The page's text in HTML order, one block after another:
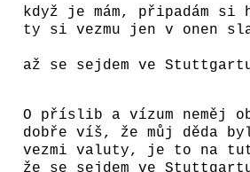
když je mám, připadám si
ty si vezmu jen v onen
až se sejdem ve
O příslib a vízum neměj
dobře víš, že můj děda
vezmi valuty, je to na
že se sejdem ve